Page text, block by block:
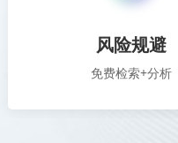
风险规避
免费检索+分析